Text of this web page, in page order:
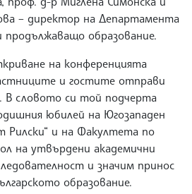
– директор на Департамента
продължаващо образование.
на конференцията
и гостите отправи
В словото си той подчерта
юбилей на Югозападен
Рилски“ и на Факултета по
на утвърдени академични
и значим принос
образование.